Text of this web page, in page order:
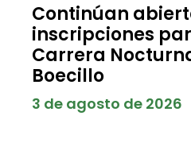
Continúan
inscripciones
Carrera
Boecillo
3 de agosto de 2026